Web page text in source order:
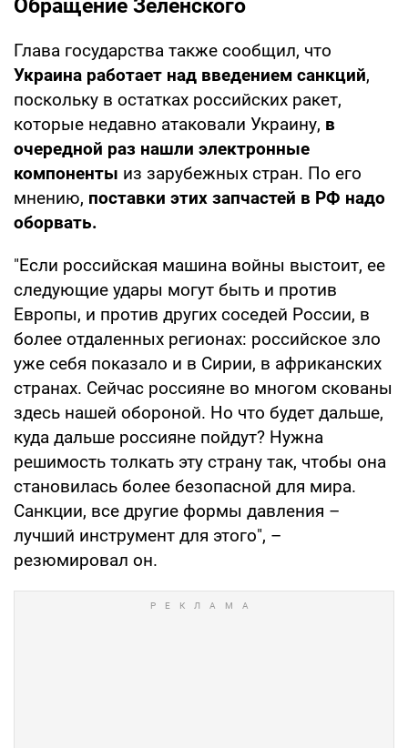
Обращение Зеленского
Глава государства также сообщил, что
Украина работает над введением санкций,
поскольку в остатках российских ракет,
которые недавно атаковали Украину, в
очередной раз нашли электронные
компоненты из зарубежных стран. По его
мнению, поставки этих запчастей в РФ надо
оборвать.
"Если российская машина войны выстоит, ее
следующие удары могут быть и против
Европы, и против других соседей России, в
более отдаленных регионах: российское зло
уже себя показало и в Сирии, в африканских
странах. Сейчас россияне во многом скованы
здесь нашей обороной. Но что будет дальше,
куда дальше россияне пойдут? Нужна
решимость толкать эту страну так, чтобы она
становилась более безопасной для мира.
Санкции, все другие формы давления –
лучший инструмент для этого", –
резюмировал он.